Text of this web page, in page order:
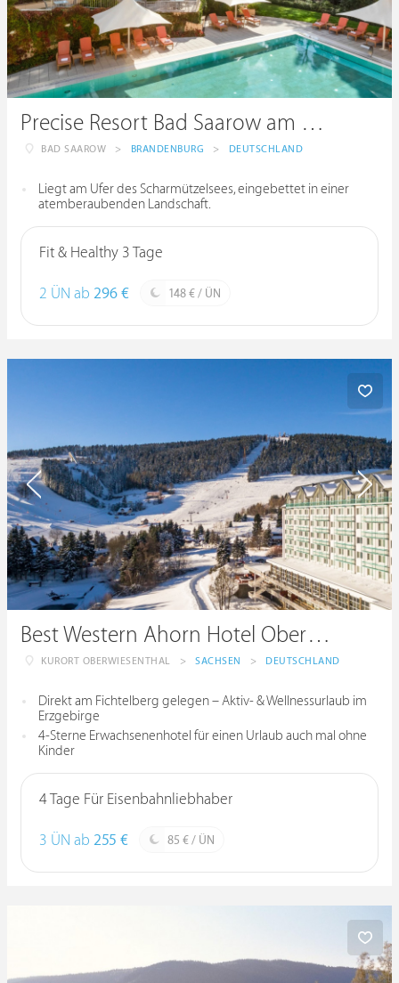
Precise Resort Bad Saarow am Scharmützelsee
BAD SAAROW > BRANDENBURG > DEUTSCHLAND
Liegt am Ufer des Scharmützelsees, eingebettet in einer
atemberaubenden Landschaft.
Fit & Healthy 3 Tage
2 ÜN ab 296 € 148 € / ÜN
Best Western Ahorn Hotel Oberwiesenthal
KURORT OBERWIESENTHAL > SACHSEN > DEUTSCHLAND
Direkt am Fichtelberg gelegen – Aktiv- & Wellnessurlaub im
Erzgebirge
4-Sterne Erwachsenenhotel für einen Urlaub auch mal ohne
Kinder
4 Tage Für Eisenbahnliebhaber
3 ÜN ab 255 € 85 € / ÜN